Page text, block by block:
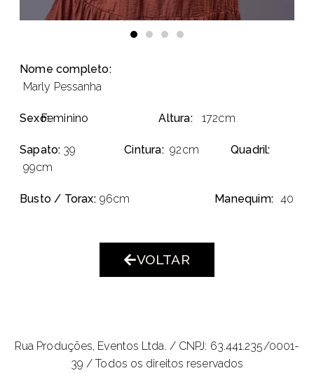
Nome completo:
Marly Pessanha
Sexo:Feminino Altura: 172cm
Sapato: 39 Cintura: 92cm
Quadril:
99cm
Busto / Torax: 96cm Manequim: 40
VOLTAR
Rua Produções, Eventos Ltda. / CNPJ: 63.441.235/0001-
39 / Todos os direitos reservados